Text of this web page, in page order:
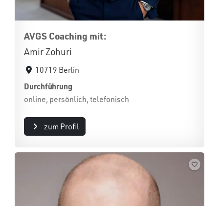
AVGS Coaching mit:
Amir Zohuri
10719 Berlin
Durchführung
online, persönlich, telefonisch
zum Profil